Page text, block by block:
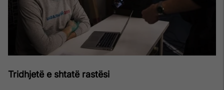
Tridhjetë e shtatë rastësi